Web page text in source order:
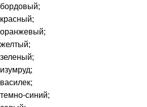
бордовый;
красный;
оранжевый;
желтый;
зеленый;
изумруд;
василек;
темно-синий;